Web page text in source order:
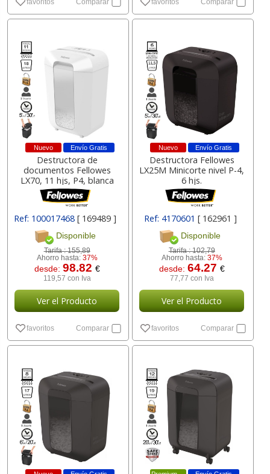
favoritos Comparar favoritos Comparar
Envío Gratis
Nuevo
Destructora de
documentos Fellowes
LX70, 11 hjs, P4, blanca
Ref: 100017468[ 169489 ]
Disponible
Tarifa :155,89
Ahorro hasta: 37%
desde: 98.82 €
119,57 con Iva
Ver el Producto
favoritos Comparar
Envío Gratis
Nuevo
Destructora Fellowes
LX25M Minicorte nivel P-4,
6 hjs.
Ref: 4170601 [ 162961 ]
Disponible
Tarifa :102,79
Ahorro hasta: 37%
desde: 64.27 €
77,77 con Iva
Ver el Producto
favoritos Comparar